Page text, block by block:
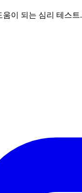
이 되는 심리 테스트.